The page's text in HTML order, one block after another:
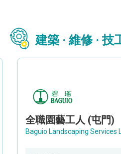
建築 · 維修 · 技
全職園藝工人 (屯門)
Baguio Landscaping Services